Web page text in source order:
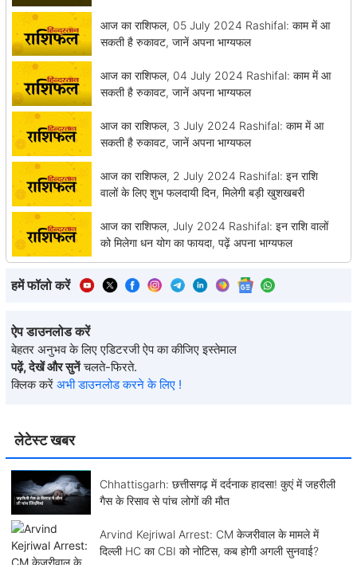
लेटेस्ट खबर
Chhattisgarh: छत्तीसगढ़ में दर्दनाक हादसा! कुएं में जहरीली
गैस के रिसाव से पांच लोगों की मौत
Arvind Kejriwal Arrest: CM केजरीवाल के मामले में
दिल्ली HC का CBI को नोटिस, कब होगी अगली सुनवाई?
आज का राशिफल, 05 July 2024 Rashifal: काम में आ
सकती है रुकावट, जानें अपना भाग्यफल
आज का राशिफल, 04 July 2024 Rashifal: काम में आ
सकती है रुकावट, जानें अपना भाग्यफल
आज का राशिफल, 3 July 2024 Rashifal: काम में आ
सकती है रुकावट, जानें अपना भाग्यफल
आज का राशिफल, 2 July 2024 Rashifal: इन राशि
वालों के लिए शुभ फलदायी दिन, मिलेगी बड़ी खुशखबरी
आज का राशिफल, July 2024 Rashifal: इन राशि वालों
को मिलेगा धन योग का फायदा, पढ़ें अपना भाग्यफल
हमें फॉलो करें
ऐप डाउनलोड करें
बेहतर अनुभव के लिए एडिटरजी ऐप का कीजिए इस्तेमाल
पढ़ें, देखें और सुनें चलते-फिरते.
क्लिक करें अभी डाउनलोड करने के लिए !